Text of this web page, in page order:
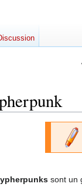
sont un